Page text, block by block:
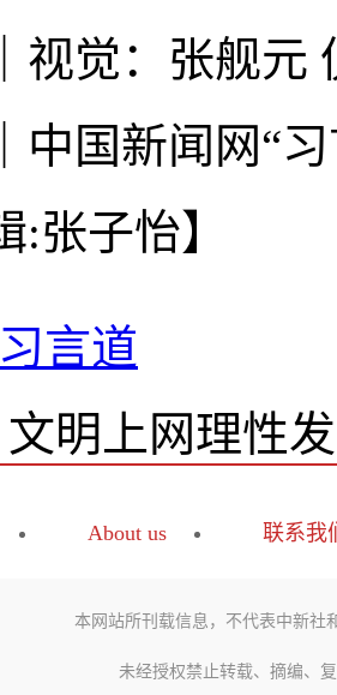
觉：张舰元
国新闻网“习
:张子怡】
习言道
文明上网理性
About us 联系我
本网站所刊载信息，不代表中新社
未经授权禁止转载、摘编、